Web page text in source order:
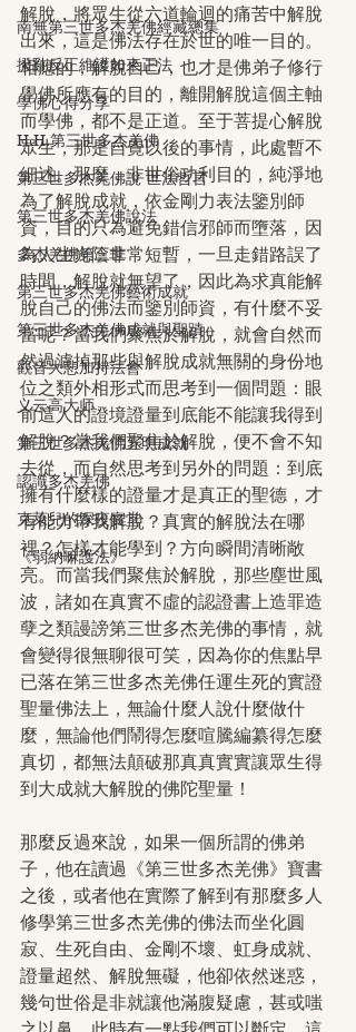
南無第三世多杰羌佛經藏總集
撥亂反正維護如來正法
學佛心得分享
H.H.第三世多杰羌佛
第三世多杰羌佛說 世法哲言
第三世多杰羌佛說法
多杰羌佛第三世
第三世多杰羌佛藝術成就
第三世多杰羌佛成就與聖蹟
觀音大悲加持法會
义云高大师
第三世多杰羌佛五明成就
認識多杰羌佛
克萊兒的深夜實堂
《弱納嘛護法》
解脫，將眾生從六道輪迴的痛苦中解脫
出來，這是佛法存在於世的唯一目的。
相應的，解脫自己，也才是佛弟子修行
學佛所應有的目的，離開解脫這個主軸
而學佛，都不是正道。至于菩提心解脫
眾生，那是自覺以後的事情，此處暫不
細述。那麼，非世俗功利目的，純淨地
為了解脫成就，依金剛力表法鑒別師
資，目的只為避免錯信邪師而墮落，因
為人生光陰非常短暫，一旦走錯路誤了
時間，解脫就無望了，因此為求真能解
脫自己的佛法而鑒別師資，有什麼不妥
當呢？當我們聚焦於解脫，就會自然而
然過濾掉那些與解脫成就無關的身份地
位之類外相形式而思考到一個問題：眼
前這人的證境證量到底能不能讓我得到
解脫？當我們聚焦於解脫，便不會不知
去從，而自然思考到另外的問題：到底
擁有什麼樣的證量才是真正的聖德，才
有能力帶我解脫？真實的解脫法在哪
裡？怎樣才能學到？方向瞬間清晰敞
亮。而當我們聚焦於解脫，那些塵世風
波，諸如在真實不虛的認證書上造罪造
孽之類謾謗第三世多杰羌佛的事情，就
會變得很無聊很可笑，因為你的焦點早
已落在第三世多杰羌佛任運生死的實證
聖量佛法上，無論什麼人說什麼做什
麼，無論他們鬧得怎麼喧騰編纂得怎麼
真切，都無法顛破那真真實實讓眾生得
到大成就大解脫的佛陀聖量！
那麼反過來說，如果一個所謂的佛弟
子，他在讀過《第三世多杰羌佛》寶書
之後，或者他在實際了解到有那麼多人
修學第三世多杰羌佛的佛法而坐化圓
寂、生死自由、金剛不壞、虹身成就、
證量超然、解脫無礙，他卻依然迷惑，
幾句世俗是非就讓他滿腹疑慮，甚或嗤